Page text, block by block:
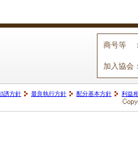
商号等
加入協会
誘方針 最良執行方針 配分基本方針 利益